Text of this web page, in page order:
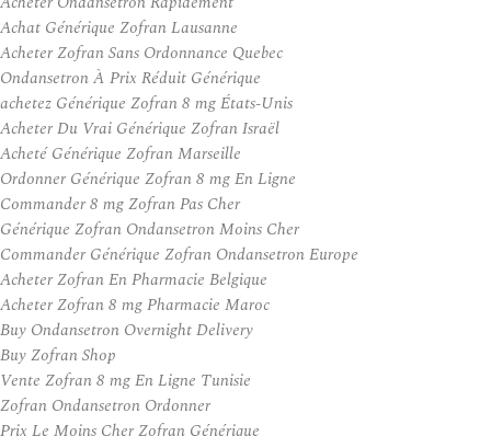
Achat Générique Zofran Lausanne
Acheter Zofran Sans Ordonnance Quebec
Ondansetron À Prix Réduit Générique
achetez Générique Zofran 8 mg États-Unis
Acheter Du Vrai Générique Zofran Israël
Acheté Générique Zofran Marseille
Ordonner Générique Zofran 8 mg En Ligne
Commander 8 mg Zofran Pas Cher
Générique Zofran Ondansetron Moins Cher
Commander Générique Zofran Ondansetron Europe
Acheter Zofran En Pharmacie Belgique
Acheter Zofran 8 mg Pharmacie Maroc
Buy Ondansetron Overnight Delivery
Buy Zofran Shop
Vente Zofran 8 mg En Ligne Tunisie
Zofran Ondansetron Ordonner